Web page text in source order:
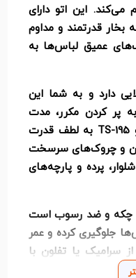
این اتو دارای
قدرتمند و مداوم
عمیق لباس‌ها به
دارد و به شما این
پر کردن مکرر، مدت
طولانی‌تری از بخار لذت ببرید. اتو TS-195 به لطف قدرت
و چروک‌های سرسخت
پرده و پارچه‌های
چکه و ضد رسوب است
جلوگیری کرده و عمر
سرامیک یا تفلون با
را به طور یکنواخت